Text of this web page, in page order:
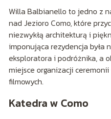
Willa Balbianello to jedno z
nad Jezioro Como, które
niezwykłą architekturą i
imponująca rezydencja była
eksploratora i podróżnika, a
miejsce organizacji
filmowych.
Katedra w Como